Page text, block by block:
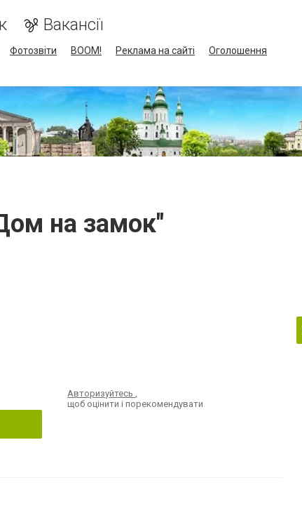
Вакансії
Фотозвіти BOOM! Реклама на сайті
Оголошення
на замок"
Авторизуйтесь,
щоб оцінити і порекомендувати